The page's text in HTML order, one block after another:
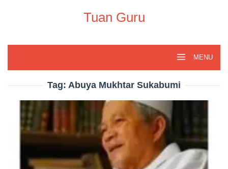
Tuan Guru
MENU
Tag: Abuya Mukhtar Sukabumi